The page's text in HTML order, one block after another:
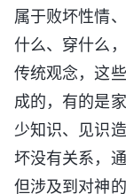
属于败坏性情
什么、穿什么
传统观念，这
成的，有的是
少知识、见识
坏没有关系，
但涉及到对神